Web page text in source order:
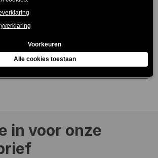
grootste wijngaardoppervlak van
kwam ooit de wijnbouw naar de
De laat…Meer
in voor onze